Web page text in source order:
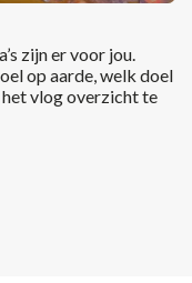
zijn er voor jou.
op aarde, welk doel
het vlog overzicht te